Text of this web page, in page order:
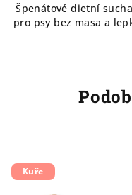
Špenátové dietní
pro psy bez masa a
Kuře